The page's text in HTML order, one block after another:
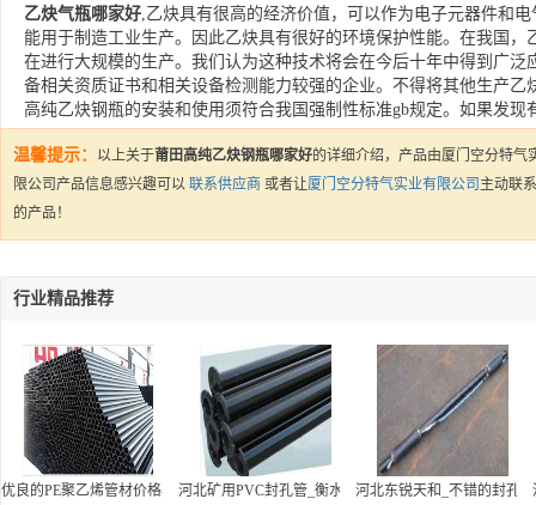
乙炔气瓶哪家好,乙炔具有很高的经济价值，可以作为电子元器件和
能用于制造工业生产。因此乙炔具有很好的环境保护性能。在我国
在进行大规模的生产。我们认为这种技术将会在今后十年中得到广
备相关资质证书和相关设备检测能力较强的企业。不得将其他生产
高纯乙炔钢瓶的安装和使用须符合我国强制性标准gb规定。如果发现
温馨提示： 以上关于莆田高纯乙炔钢瓶哪家好的详细介绍，产品由厦门空分特气
限公司产品信息感兴趣可以 联系供应商 或者让厦门空分特气实业有限公司 主动联
的产品！
行业精品推荐
优良的PE聚乙烯管材价格-河北高密度聚乙烯管河北矿用PVC封孔管_衡水哪里有供应优惠的封孔管
河北东锐天和_不错的封孔